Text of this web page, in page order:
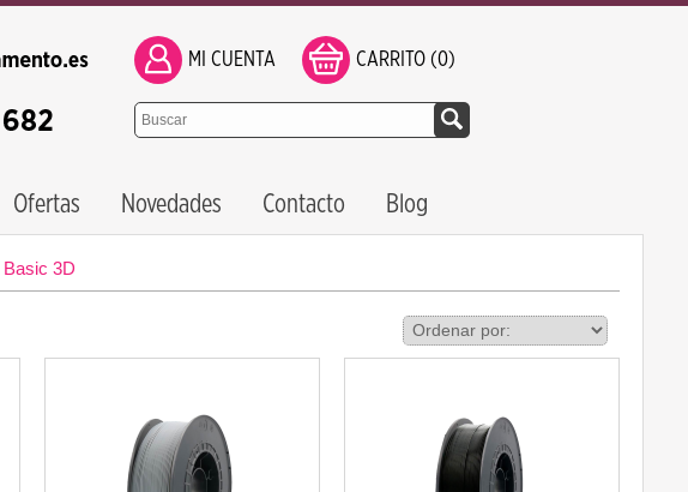
MI CUENTA CARRITO (0)
Ofertas Novedades Contacto Blog
Basic 3D